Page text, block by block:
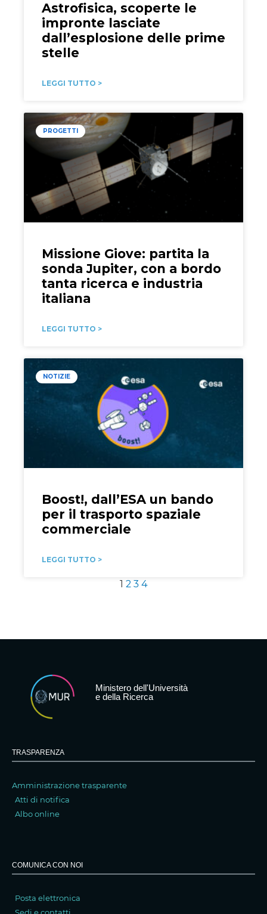
Astrofisica, scoperte le
impronte lasciate
dall’esplosione delle prime
stelle
LEGGI TUTTO >
PROGETTI
Missione Giove: partita la
sonda Jupiter, con a bordo
tanta ricerca e industria
italiana
LEGGI TUTTO >
NOTIZIE
Boost!, dall’ESA un bando
per il trasporto spaziale
commerciale
LEGGI TUTTO >
1 2 3 4
Ministero dell'Università
e della Ricerca
TRASPARENZA
Amministrazione trasparente
Atti di notifica
Albo online
COMUNICA CON NOI
Posta elettronica